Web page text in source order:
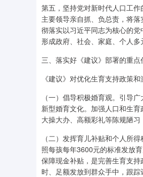
第五，坚持党对新时代人口工
主要领导亲自抓、负总责，将
彻落实以习近平同志为核心的
形成政府、社会、家庭、个人多
三、落实好《建议》部署的重点
《建议》对优化生育支持政策
（一）倡导积极婚育观。引导
新型婚育文化。加强人口和生
大操大办、高额彩礼等陈规陋习
（二）发挥育儿补贴和个人所
照每孩每年3600元的标准发放
保障现金补贴，是完善生育支
时、足额发放到群众手中，跟